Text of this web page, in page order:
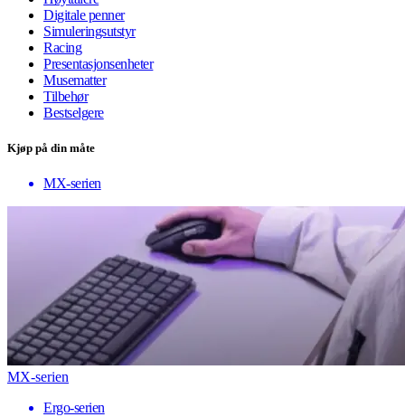
Digitale penner
Simuleringsutstyr
Racing
Presentasjonsenheter
Musematter
Tilbehør
Bestselgere
Kjøp på din måte
MX-serien
MX-serien
Ergo-serien